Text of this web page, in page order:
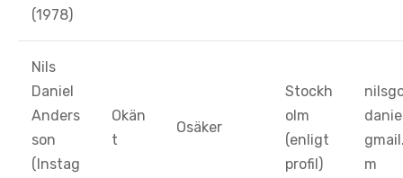
(1978)
Nils
Daniel
Anders
son
(Instag
Okän
t
Osäker
Stockh
olm
(enligt
profil)
m